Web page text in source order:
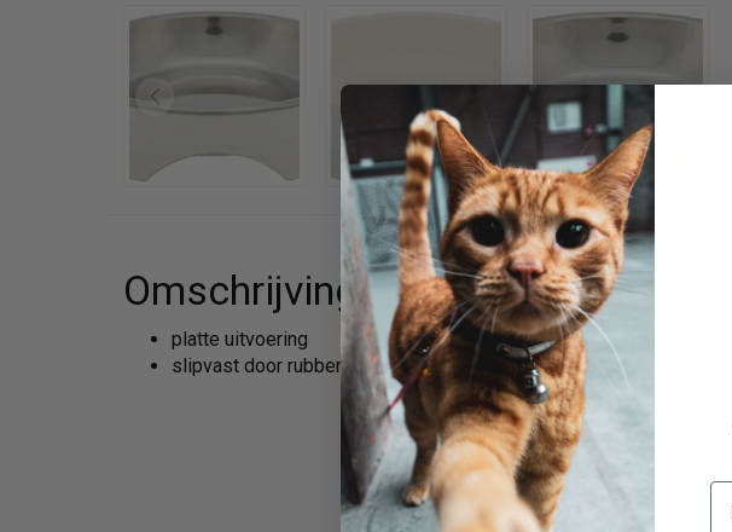
Omschrijving
platte uitvoering
slipvast door rubberen voetjes